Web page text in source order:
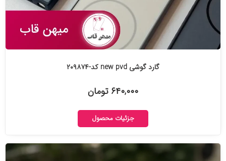
گارد گوشی new pvd کد-۲۰۹۸۷۴
۶۴۰,۰۰۰ تومان
جزئیات محصول